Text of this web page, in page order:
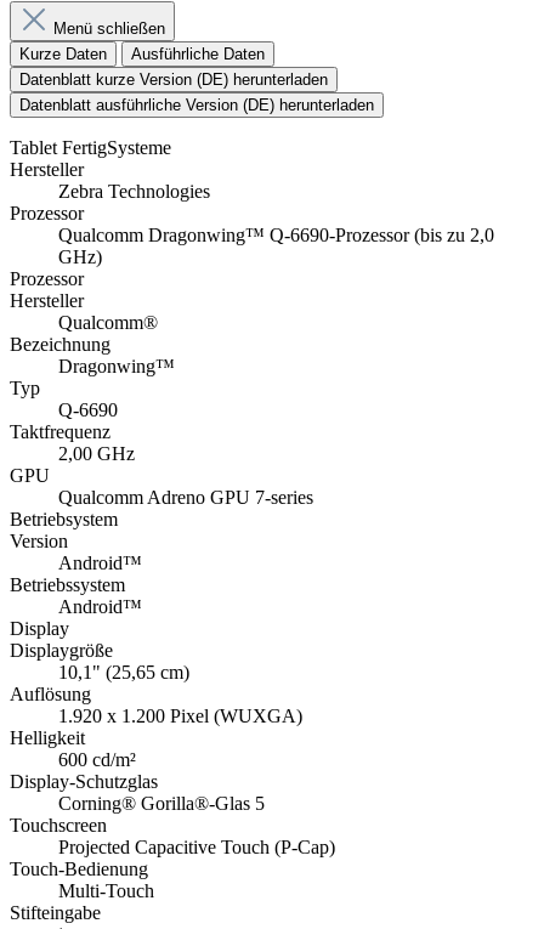
Bezeichnung
Dragonwing™
Typ
Q-6690
Taktfrequenz
GPU
Qualcomm Adreno GPU 7-series
Betriebsystem
Version
Android™
Betriebssystem
Android™
Display
Displaygröße
10,1" (25,65 cm)
Auflösung
Helligkeit
600 cd/m²
Display-Schutzglas
Touchscreen
Projected Capacitive Touch (P-Cap)
Touch-Bedienung
Multi-Touch
Stifteingabe
ja
Fingereingabe
ja
Handschuheingabe
ja
Arbeitsspeicher (fest verlötet)
6 GB LPDDR5
Arbeitsspeicher
Technologie
LPDDR5
Größe
6 GB
Festplatte
64 GB UFS 2.2 Flash
Festplatte